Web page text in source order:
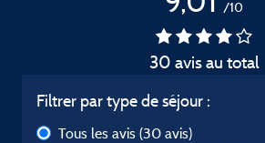
/10
30 avis au total
Filtrer par type de séjour :
Tous les avis (30 avis)